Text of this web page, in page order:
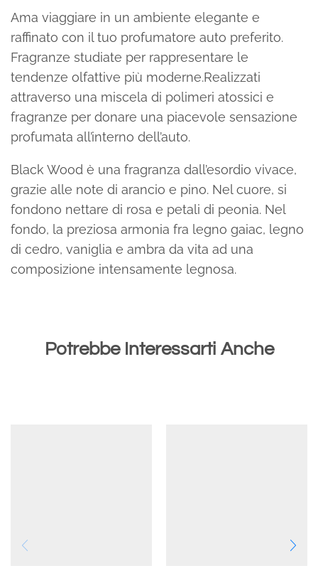
Ama viaggiare in un ambiente elegante e
raffinato con il tuo profumatore auto preferito.
Fragranze studiate per rappresentare le
tendenze olfattive più moderne.Realizzati
attraverso una miscela di polimeri atossici e
fragranze per donare una piacevole sensazione
profumata all’interno dell’auto.
Black Wood è una fragranza dall’esordio vivace,
grazie alle note di arancio e pino. Nel cuore, si
fondono nettare di rosa e petali di peonia. Nel
fondo, la preziosa armonia fra legno gaiac, legno
di cedro, vaniglia e ambra da vita ad una
composizione intensamente legnosa.
Potrebbe Interessarti Anche